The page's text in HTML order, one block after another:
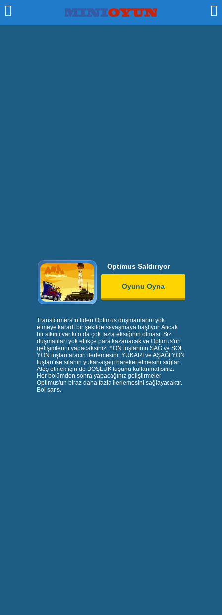
Optimus Saldırıyor
Oyunu Oyna
Transformers'ın lideri Optimus düşmanlarını yok
etmeye kararlı bir şekilde savaşmaya başlıyor. Ancak
bir sıkıntı var ki o da çok fazla eksiğinin olması. Siz
düşmanları yok ettikçe para kazanacak ve Optimus'un
gelişimlerini yapacaksınız. YÖN tuşlarının SAĞ ve SOL
YÖN tuşları aracın ilerlemesini, YUKARI ve AŞAĞI YÖN
tuşları ise silahın yukar-aşağı hareket etmesini sağlar.
Ateş etmek için de BOŞLUK tuşunu kullanmalısınız.
Her bölümden sonra yapacağınız geliştirmeler
Optimus'un biraz daha fazla ilerlemesini sağlayacaktır.
Bol şans.